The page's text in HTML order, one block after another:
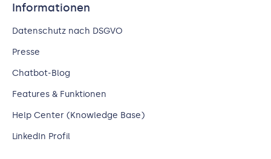
Informationen
Datenschutz nach DSGVO
Presse
Chatbot-Blog
Features & Funktionen
Help Center (Knowledge Base)
LinkedIn Profil